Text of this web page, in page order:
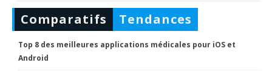
Comparatifs Tendances
Top 8 des meilleures applications médicales pour iOS et
Android